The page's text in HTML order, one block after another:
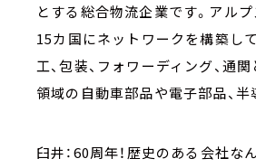
とする総合物流企業です。アル
15カ国にネットワークを構築し
工、包装、フォワーディング、
領域の自動車部品や電子部品、
臼井：60周年！歴史のある会社